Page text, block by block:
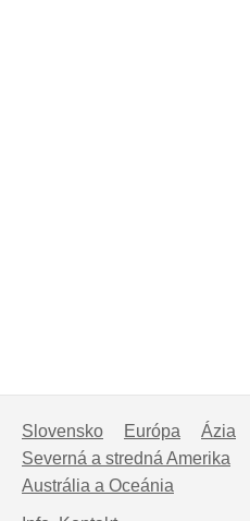
Slovensko Európa Ázia
Severná a stredná Amerika
Austrália a Oceánia